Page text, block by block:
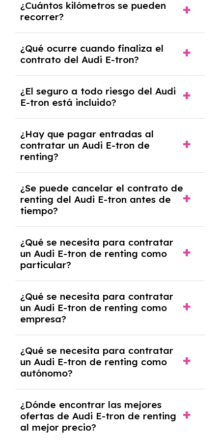
renting, que normalmente varía entre 2 y 5
años.
¿Cuántos kilómetros se pueden
recorrer?
contrato y puede variar entre 10,000 y
30,000 km anuales. Si excedes ese límite,
puede haber un cargo adicional.
¿Qué ocurre cuando finaliza el
contrato del Audi E-tron?
coche, renovarlo por uno nuevo o, en algunos
casos, comprarlo a un precio previamente
acordado.
¿El seguro a todo riesgo del Audi
E-tron está incluido?
tron con el seguro a todo riesgo sin franquicia
incluido dentro de las cuotas mensuales.
¿Hay que pagar entradas al
contratar un Audi E-tron de
renting?
tendrás que pagar ningún tipo de entrada
salvo en casos que lo exija el proveedor
debido al resultado del estudio de viabilidad
económica.
¿Se puede cancelar el contrato de
renting del Audi E-tron antes de
tiempo?
pero puede haber penalizaciones por
cancelación anticipada. Es importante revisar
las condiciones del contrato y hablar con un
experto que te asesore.
¿Qué se necesita para contratar
un Audi E-tron de renting como
particular?
y, en algunos casos, una consulta de solvencia
crediticia y un pago inicial.
¿Qué se necesita para contratar
un Audi E-tron de renting como
empresa?
documentación financiera y, en algunos
casos, un informe de solvencia de la empresa
y un pago inicial.
¿Qué se necesita para contratar
un Audi E-tron de renting como
autónomo?
autónomos, justificante de ingresos y, en
algunos casos, un informe fiscal y un pago
inicial.
¿Dónde encontrar las mejores
ofertas de Audi E-tron de renting
al mejor precio?